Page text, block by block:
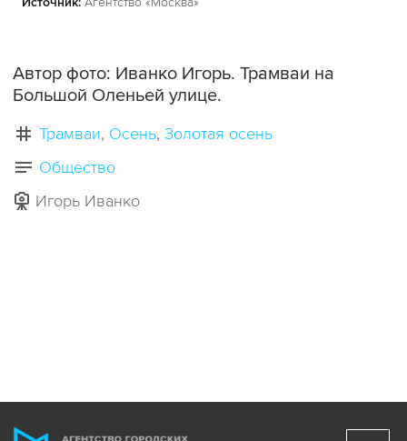
Автор фото: Иванко Игорь. Трамваи на
Большой Оленьей улице.
Трамваи Осень Золотая осень
Общество
Игорь Иванко